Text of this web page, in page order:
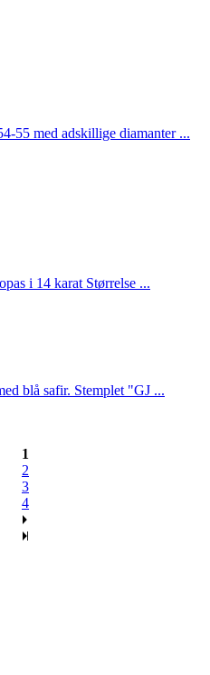
55 med adskillige diamanter ...
i 14 karat Størrelse ...
blå safir. Stemplet "GJ ...
1
2
3
4